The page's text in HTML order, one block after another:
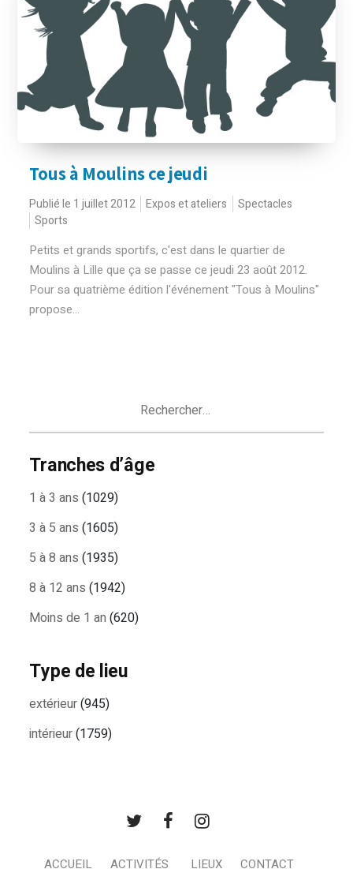
Tous à Moulins ce jeudi
Publié le 1 juillet 2012 Expos et ateliers
Spectacles
Sports
Petits et grands sportifs, c'est dans le quartier de
Moulins à Lille que ça se passe ce jeudi 23 août 2012.
Pour sa quatrième édition l'événement "Tous à Moulins"
propose...
Tranches d’âge
1 à 3 ans (1029)
3 à 5 ans (1605)
5 à 8 ans (1935)
8 à 12 ans (1942)
Moins de 1 an (620)
Type de lieu
extérieur(945)
intérieur(1759)
ACCUEIL ACTIVITÉS LIEUX CONTACT